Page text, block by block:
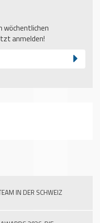
anmelden!
IN DER SCHWEIZ